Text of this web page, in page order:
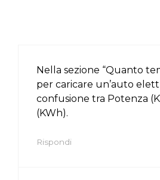
Nella sezione “Quanto
per caricare un’auto
confusione tra Potenza
(KWh).
Rispondi